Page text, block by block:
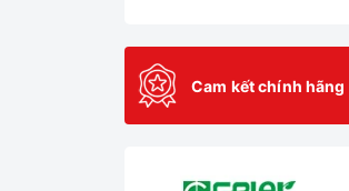
Cam kết chính hãng